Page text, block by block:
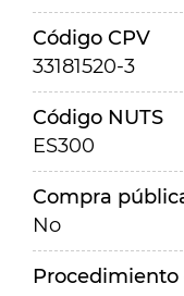
Código CPV
33181520-3
Código NUTS
ES300
Compra
No